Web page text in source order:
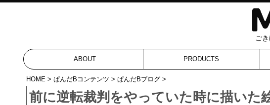
ご
ABOUT PRODUCTS
HOME > ぱんだBコンテンツ > ぱんだBブログ >
前に逆転裁判をやっていた時に描いた